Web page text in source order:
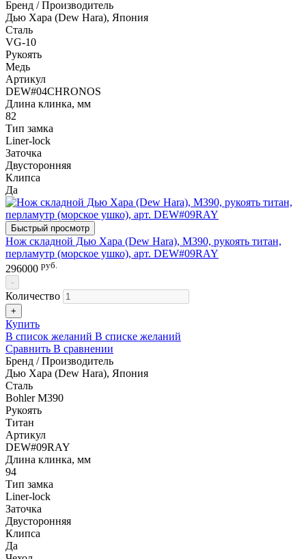
Бренд / Производитель
Дью Хара (Dew Hara), Япония
Сталь
VG-10
Рукоять
Медь
Артикул
DEW#04CHRONOS
Длина клинка, мм
82
Тип замка
Liner-lock
Заточка
Двусторонняя
Клипса
Да
Быстрый просмотр
Нож складной Дью Хара (Dew Hara), M390, рукоять титан,
перламутр (морское ушко), арт. DEW#09RAY
296000 руб.
-
Количество
+
Купить
В список желаний В списке желаний
Сравнить В сравнении
Бренд / Производитель
Дью Хара (Dew Hara), Япония
Сталь
Bohler M390
Рукоять
Титан
Артикул
DEW#09RAY
Длина клинка, мм
94
Тип замка
Liner-lock
Заточка
Двусторонняя
Клипса
Да